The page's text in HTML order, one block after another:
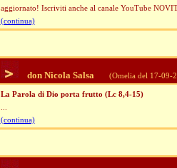
aggiornato! Iscriviti anche al canale YouTube
(continua)
don Nicola Salsa (Omelia del 17-09-
La Parola di Dio porta frutto (Lc 8,4-15)
(continua)